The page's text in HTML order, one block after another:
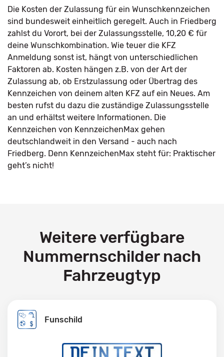
Die Kosten der Zulassung für ein Wunschkennzeichen
sind bundesweit einheitlich geregelt. Auch in Friedberg
zahlst du Vorort, bei der Zulassungsstelle, 10,20 € für
deine Wunschkombination. Wie teuer die KFZ
Anmeldung sonst ist, hängt von unterschiedlichen
Faktoren ab. Kosten hängen z.B. von der Art der
Zulassung ab, ob Erstzulassung oder Übertrag des
Kennzeichen von deinem alten KFZ auf ein Neues. Am
besten rufst du dazu die zuständige Zulassungsstelle
an und erhältst weitere Informationen. Die
Kennzeichen von KennzeichenMax gehen
deutschlandweit in den Versand - auch nach
Friedberg. Denn KennzeichenMax steht für: Praktischer
geht’s nicht!
Weitere verfügbare
Nummernschilder nach
Fahrzeugtyp
Funschild